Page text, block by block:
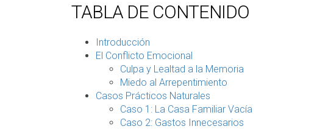
TABLA DE CONTENIDO
Introducción
El Conflicto Emocional
Culpa y Lealtad a la Memoria
Miedo al Arrepentimiento
Casos Prácticos Naturales
Caso 1: La Casa Familiar Vacía
Caso 2: Gastos Innecesarios